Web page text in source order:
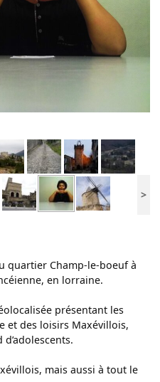
>
quartier Champ-le-boeuf à
en lorraine.
présentant les
et des loisirs Maxévillois,
mais aussi à tout le